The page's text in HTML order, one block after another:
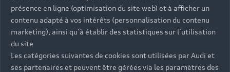
présence en ligne (optimisation du site web) et à afficher un
contenu adapté à vos intérêts (personnalisation du contenu
marketing), ainsi qu’à établir des statistiques sur l’utilisation
du site
Les catégories suivantes de cookies sont utilisées par Audi et
ses partenaires et peuvent être gérées via les paramètres des